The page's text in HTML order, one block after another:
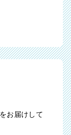
お届けして